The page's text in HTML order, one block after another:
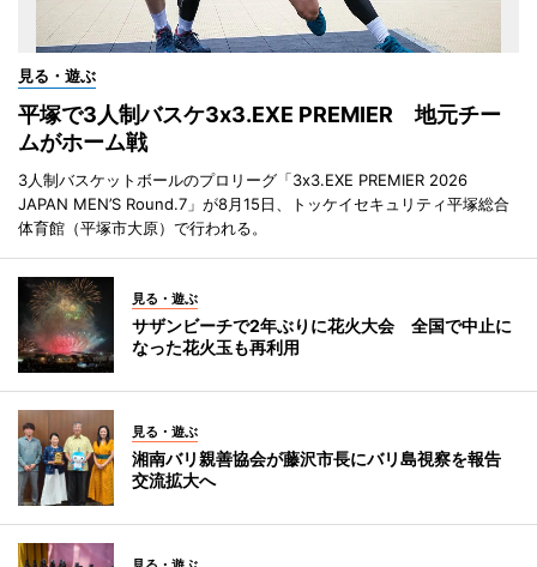
見る・遊ぶ
平塚で3人制バスケ3x3.EXE PREMIER 地元チー
ムがホーム戦
3人制バスケットボールのプロリーグ「3x3.EXE PREMIER 2026
JAPAN MEN’S Round.7」が8月15日、トッケイセキュリティ平塚総合
体育館（平塚市大原）で行われる。
見る・遊ぶ
サザンビーチで2年ぶりに花火大会 全国で中止に
なった花火玉も再利用
見る・遊ぶ
湘南バリ親善協会が藤沢市長にバリ島視察を報告
交流拡大へ